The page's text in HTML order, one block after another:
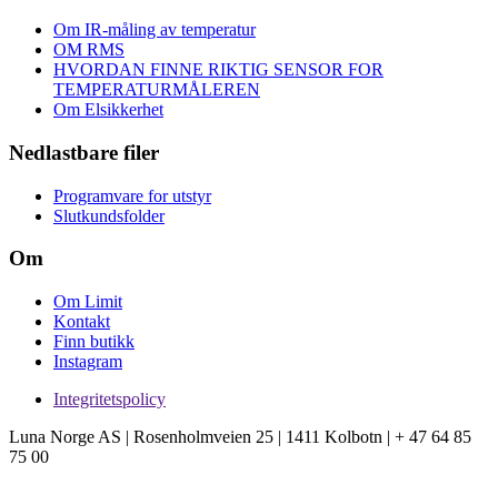
Om IR-måling av temperatur
OM RMS
HVORDAN FINNE RIKTIG SENSOR FOR
TEMPERATURMÅLEREN
Om Elsikkerhet
Nedlastbare filer
Programvare for utstyr
Slutkundsfolder
Om
Om Limit
Kontakt
Finn butikk
Instagram
Integritetspolicy
Luna Norge AS | Rosenholmveien 25 | 1411 Kolbotn | + 47 64 85
75 00